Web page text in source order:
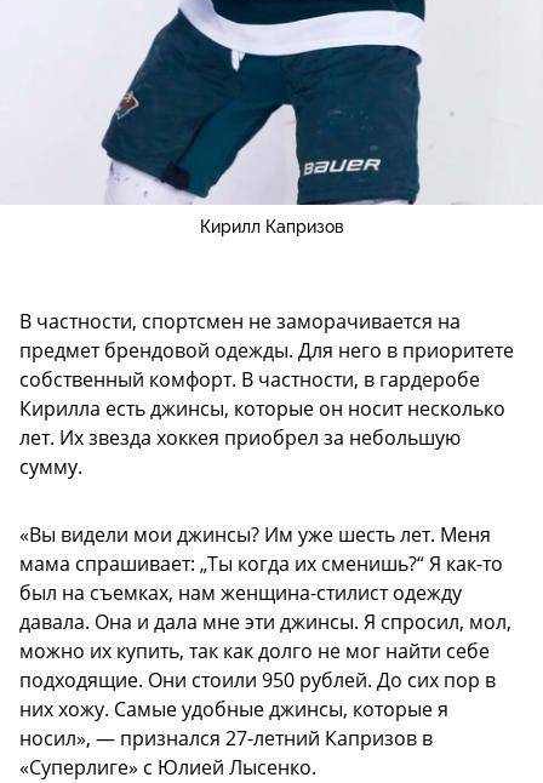
Кирилл Капризов
В частности, спортсмен не заморачивается на
предмет брендовой одежды. Для него в приоритете
собственный комфорт. В частности, в гардеробе
Кирилла есть джинсы, которые он носит несколько
лет. Их звезда хоккея приобрел за небольшую
сумму.
«Вы видели мои джинсы? Им уже шесть лет. Меня
мама спрашивает: „Ты когда их сменишь?“ Я как-то
был на съемках, нам женщина-стилист одежду
давала. Она и дала мне эти джинсы. Я спросил, мол,
можно их купить, так как долго не мог найти себе
подходящие. Они стоили 950 рублей. До сих пор в
них хожу. Самые удобные джинсы, которые я
носил», — признался 27-летний Капризов в
«Суперлиге» с Юлией Лысенко.